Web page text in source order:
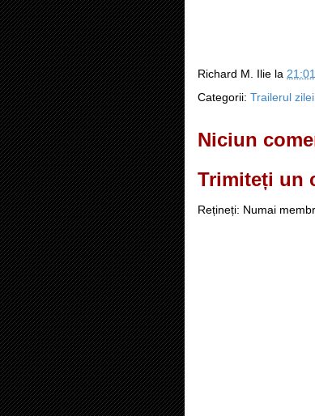
Richard M. Ilie la 21:01
Categorii: Trailerul zilei
Niciun
Trimiteți un
Rețineți: Numai